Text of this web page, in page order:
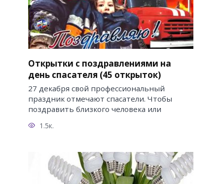
Открытки с поздравлениями на
день спасателя (45 открыток)
27 декабря свой профессиональный
праздник отмечают спасатели. Чтобы
поздравить близкого человека или
1.5к.